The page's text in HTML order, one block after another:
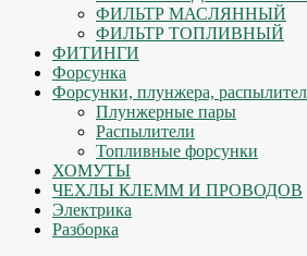
ФИЛЬТР МАСЛЯННЫЙ
ФИЛЬТР ТОПЛИВНЫЙ
ФИТИНГИ
Форсунка
Форсунки, плунжера,
Плунжерные пары
Распылители
Топливные форсунки
ХОМУТЫ
ЧЕХЛЫ КЛЕММ И ПРОВОДОВ
Электрика
Разборка